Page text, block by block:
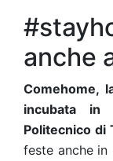
anche
Comehome,
incubata in
Politecnico di
feste anche in